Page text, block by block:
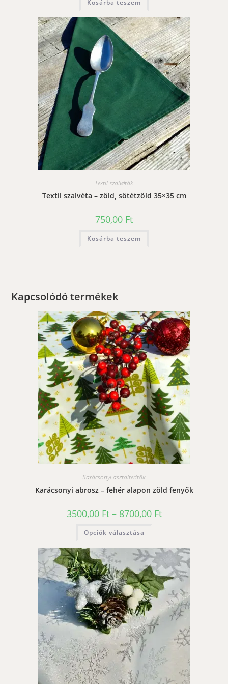
Kosárba teszem
Textil szalvéták
Textil szalvéta – zöld, sötétzöld 35×35 cm
750,00 Ft
Kosárba teszem
Kapcsolódó termékek
Karácsonyi asztalterítők
Karácsonyi abrosz – fehér alapon zöld fenyők
3500,00 Ft – 8700,00 FtÁrtartomány:
3500,00 Ft
Opciók választása
több
variációja
van.
A
változatok
a
termékoldalon
választhatók
ki